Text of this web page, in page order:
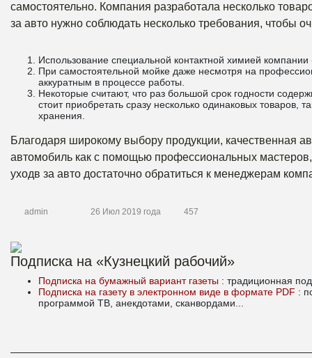
самостоятельно. Компания разработала несколько
за авто нужно соблюдать несколько требования, чтобы
Использование специальной контактной химией
При самостоятельной мойке даже несмотря на
аккуратным в процессе работы.
Некоторые считают, что раз большой срок годности
стоит приобретать сразу несколько одинаковых товаров,
хранения.
Благодаря широкому выбору продукции, качественная
автомобиль как с помощью профессиональных
уходв за авто достаточно обратиться к менеджерам
admin 26 Июл 2019 года 457
Подписка на «Кузнецкий рабочий»
Подписка на бумажный вариант газеты : традиционная
Подписка на газету в электронном виде в формате PDF :
программой ТВ, анекдотами, сканвордами...